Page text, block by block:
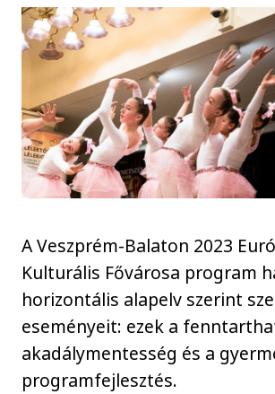
A Veszprém-Balaton 2023
Kulturális Fővárosa program
horizontális alapelv szerint
eseményeit: ezek a
akadálymentesség és a
programfejlesztés.